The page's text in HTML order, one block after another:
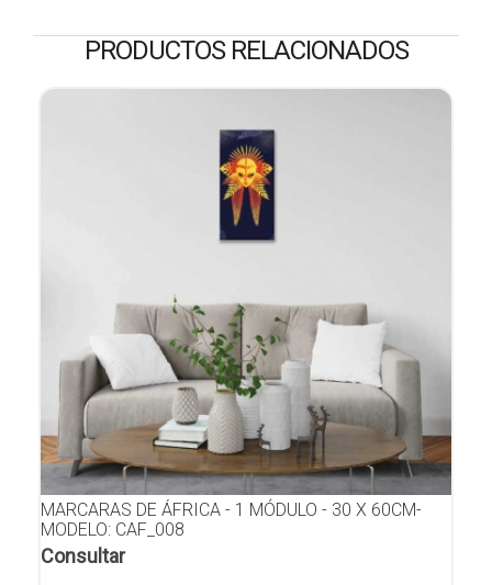
PRODUCTOS RELACIONADOS
MARCARAS DE ÁFRICA - 1 MÓDULO - 30 X 60CM-
MODELO: CAF_008
Consultar